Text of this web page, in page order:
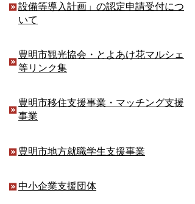
設備等導入計画」の認定申請受付につ
いて
豊明市観光協会・とよあけ花マルシェ
等リンク集
豊明市移住支援事業・マッチング支援
事業
豊明市地方就職学生支援事業
中小企業支援団体